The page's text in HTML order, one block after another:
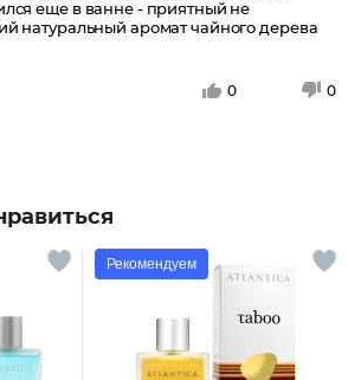
еще в ванне - приятный не
натуральный аромат чайного дерева
0 0
Рекомендуем